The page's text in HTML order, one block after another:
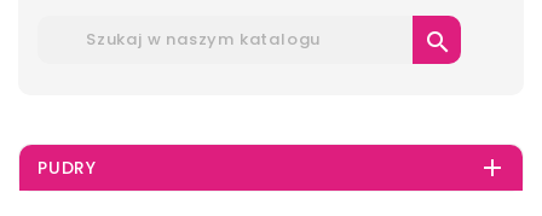

PUDRY 